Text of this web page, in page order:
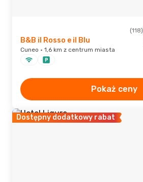
(118)
B&B il Rosso e il Blu
Cuneo · 1,6 km z centrum miasta
Pokaż ceny
Dostępny dodatkowy rabat